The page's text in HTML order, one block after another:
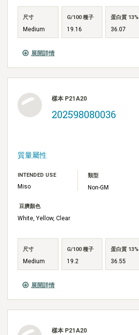
展開詳情
尺寸
Medium
G/100 種子
19.16
蛋白質 13%
36.07
展開詳情
樣本 P21A20
202598080036
質量屬性
INTENDED USE
Miso
類型
Non-GM
豆臍顏色
White, Yellow, Clear
尺寸
Medium
G/100 種子
19.2
蛋白質 13%
36.55
樣本 P21A20